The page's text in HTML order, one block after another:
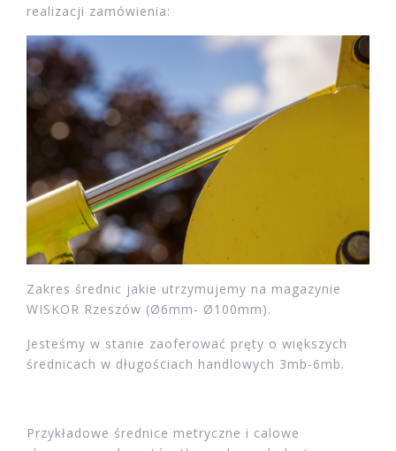
realizacji zamówienia:
Zakres średnic jakie utrzymujemy na magazynie
WISKOR Rzeszów (Ø6mm- Ø100mm).
Jesteśmy w stanie zaoferować pręty o większych
średnicach w długościach handlowych 3mb-6mb.
Przykładowe średnice metryczne i calowe